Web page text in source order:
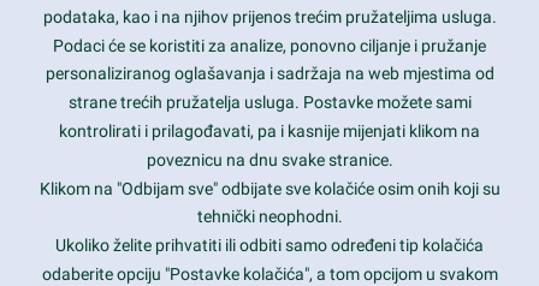
Contact Info
1600 Amphitheatre Parkway, Mountain View, CA 94043
prothemes.net@gmail.com
Daily: 9:00 am - 6:00 pm
Sunday: Closed
podataka, kao i na njihov prijenos trećim pružateljima usluga.
Podaci će se koristiti za analize, ponovno ciljanje i pružanje
personaliziranog oglašavanja i sadržaja na web mjestima od
strane trećih pružatelja usluga. Postavke možete sami
kontrolirati i prilagođavati, pa i kasnije mijenjati klikom na
poveznicu na dnu svake stranice.
Klikom na "Odbijam sve" odbijate sve kolačiće osim onih koji su
tehnički neophodni.
Ukoliko želite prihvatiti ili odbiti samo određeni tip kolačića
odaberite opciju "Postavke kolačića", a tom opcijom u svakom